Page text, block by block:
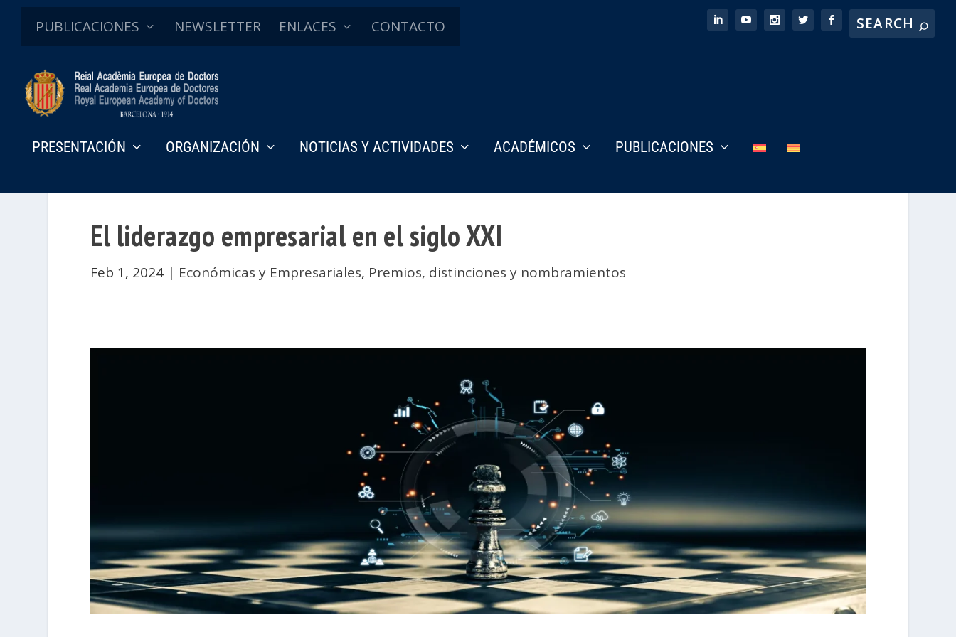
PUBLICACIONES NEWSLETTER ENLACES CONTACTO
PRESENTACIÓN ORGANIZACIÓN NOTICIAS Y ACTIVIDADES ACADÉMICOS PUBLICACIONES
El liderazgo empresarial en el siglo XXI
Feb 1, 2024 | Económicas y Empresariales, Premios, distinciones y nombramientos